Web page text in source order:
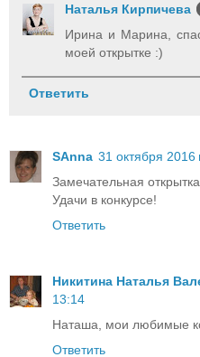
Наталья Кирпичева
Ирина и Марина,
моей открытке :)
Ответить
SAnna 31 октября 2016
Замечательная
Удачи в конкурсе!
Ответить
Никитина Наталья
13:14
Наташа, мои любимые
Ответить